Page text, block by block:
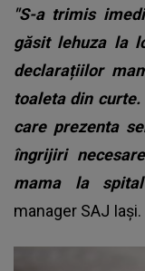
"S-a trimis
găsit lehuza la
declarațiilor
toaleta din
care prezenta
îngrijiri
mama la
manager SAJ Iași.